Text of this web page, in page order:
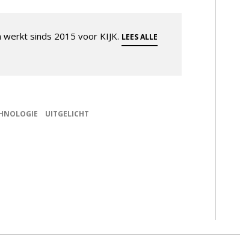
sinds 2015 voor KIJK. LEES ALLE
UITGELICHT